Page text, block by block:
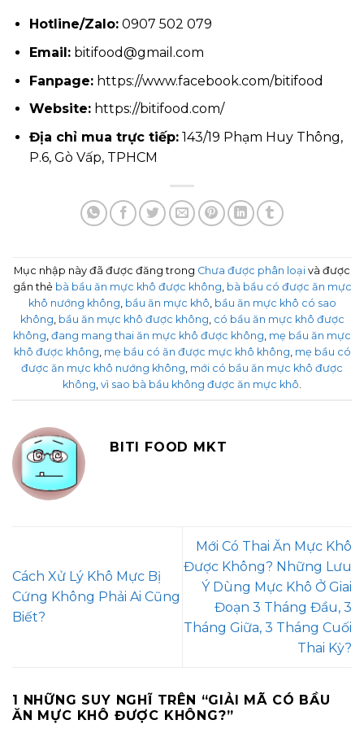
Hotline/Zalo:0907 502 079
Email:bitifood@gmail.com
Fanpage:https://www.facebook.com/bitifood
Website:https://bitifood.com/
Địa chỉ mua trực tiếp:143/19 Phạm Huy Thông,
P.6, Gò Vấp, TPHCM
Mục nhập này đã được đăng trong Chưa được phân loại và được
gắn thẻ bà bầu ăn mực khô được không, bà bầu có được ăn mực
khô nướng không, bầu ăn mực khô, bầu ăn mực khô có sao
không, bầu ăn mực khô được không, có bầu ăn mực khô được
không, đang mang thai ăn mực khô được không, mẹ bầu ăn mực
khô được không, mẹ bầu có ăn được mực khô không, mẹ bầu có
được ăn mực khô nướng không, mới có bầu ăn mực khô được
không, vì sao bà bầu không được ăn mực khô.
BITI FOOD MKT
Cách Xử Lý Khô Mực Bị
Cứng Không Phải Ai Cũng
Biết?
Mới Có Thai Ăn Mực Khô
Được Không? Những Lưu
Ý Dùng Mực Khô Ở Giai
Đoạn 3 Tháng Đầu, 3
Tháng Giữa, 3 Tháng Cuối
Thai Kỳ?
1 NHỮNG SUY NGHĨ TRÊN “GIẢI MÃ CÓ BẦU
ĂN MỰC KHÔ ĐƯỢC KHÔNG?”